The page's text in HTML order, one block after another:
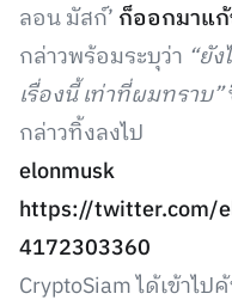
ลอน มัสก์’ ก็ออกมาแก้
กล่าวพร้อมระบุว่า “ยั
เรื่องนี้ เท่าที่ผมทราบ”
กล่าวทิ้งลงไป
elonmusk
https://twitter.com/
4172303360
CryptoSiam ได้เข้าไ